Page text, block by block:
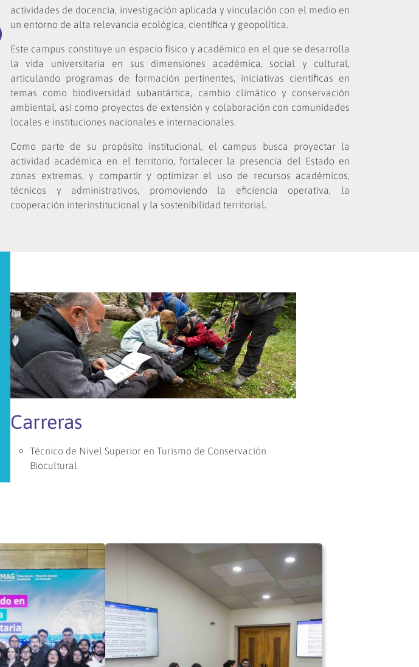
actividades de docencia, investigación aplicada y vinculación con el medio en
un entorno de alta relevancia ecológica, científica y geopolítica.
Este campus constituye un espacio físico y académico en el que se desarrolla
la vida universitaria en sus dimensiones académica, social y cultural,
articulando programas de formación pertinentes, iniciativas científicas en
temas como biodiversidad subantártica, cambio climático y conservación
ambiental, así como proyectos de extensión y colaboración con comunidades
locales e instituciones nacionales e internacionales.
Como parte de su propósito institucional, el campus busca proyectar la
actividad académica en el territorio, fortalecer la presencia del Estado en
zonas extremas, y compartir y optimizar el uso de recursos académicos,
técnicos y administrativos, promoviendo la eficiencia operativa, la
cooperación interinstitucional y la sostenibilidad territorial.
Carreras
Técnico de Nivel Superior en Turismo de Conservación
Biocultural